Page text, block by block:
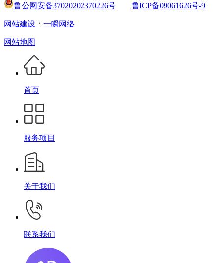
鲁公网安备37020202370226号 鲁ICP备09061626号-9
网站建设 ： 一瞬网络
网站地图
首页
服务项目
关于我们
联系我们